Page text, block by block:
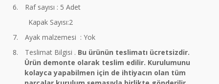
6.
Raf sayısı : 5 Adet
Kapak Sayısı:2
7.
Ayak malzemesi : Yok
8.
Teslimat Bilgisi . Bu ürünün teslimatı ücretsizdir.
Ürün demonte olarak teslim edilir. Kurulumunu
kolayca yapabilmen için de ihtiyacın olan tüm